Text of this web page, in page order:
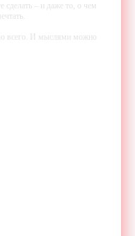
сделать – и даже то, о чем
всего. И мыслями можно